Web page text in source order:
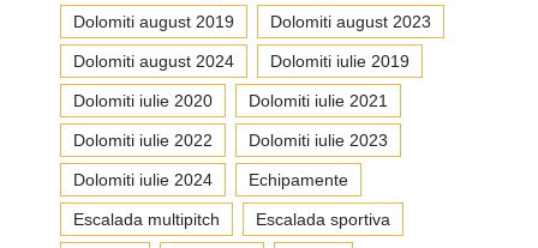
Dolomiti august 2019 Dolomiti august 2023
Dolomiti august 2024 Dolomiti iulie 2019
Dolomiti iulie 2020 Dolomiti iulie 2021
Dolomiti iulie 2022 Dolomiti iulie 2023
Dolomiti iulie 2024 Echipamente
Escalada multipitch Escalada sportiva